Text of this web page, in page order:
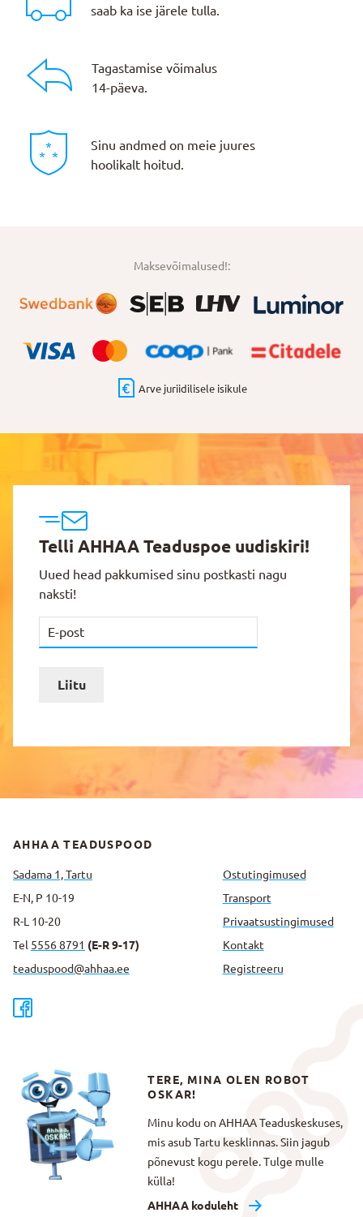
saab ka ise järele tulla.
Tagastamise võimalus
14-päeva.
Sinu andmed on meie juures
hoolikalt hoitud.
Maksevõimalused!:
Arve juriidilisele isikule
Telli AHHAA Teaduspoe uudiskiri!
Uued head pakkumised sinu postkasti nagu
naksti!
Liitu
AHHAA TEADUSPOOD
Sadama 1, Tartu
E-N, P 10-19
R-L 10-20
Tel 5556 8791 (E-R 9-17)
teaduspood@ahhaa.ee
Ostutingimused
Transport
Privaatsus­tingimused
Kontakt
Registreeru
TERE, MINA OLEN ROBOT
OSKAR!
Minu kodu on AHHAA Teaduskeskuses,
mis asub Tartu kesklinnas. Siin jagub
põnevust kogu perele. Tulge mulle
külla!
AHHAA koduleht